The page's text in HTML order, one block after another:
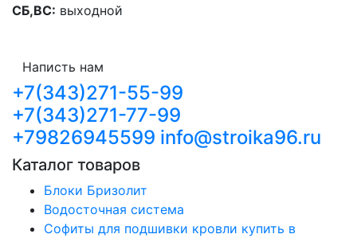
СБ,ВС: выходной
Написть нам
+7(343)271-55-99
+7(343)271-77-99
+79826945599 info@stroika96.ru
Каталог товаров
Блоки Бризолит
Водосточная система
Софиты для подшивки кровли купить в